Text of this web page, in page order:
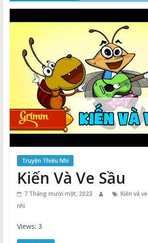
Thuận
Thức
Truyện Thiếu Nhi
Kiến Và Ve Sầu
7 Tháng mười một, 2023 Kiến và
nhi
Views: 3